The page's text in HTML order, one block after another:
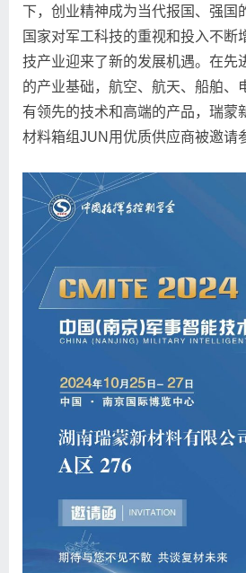
下，创业精神成为当代报国、强国
国家对军工科技的重视和投入不断
技产业迎来了新的发展机遇。在先
的产业基础，航空、航天、船舶、
有领先的技术和高端的产品，瑞蒙
材料箱组JUN用优质供应商被邀请